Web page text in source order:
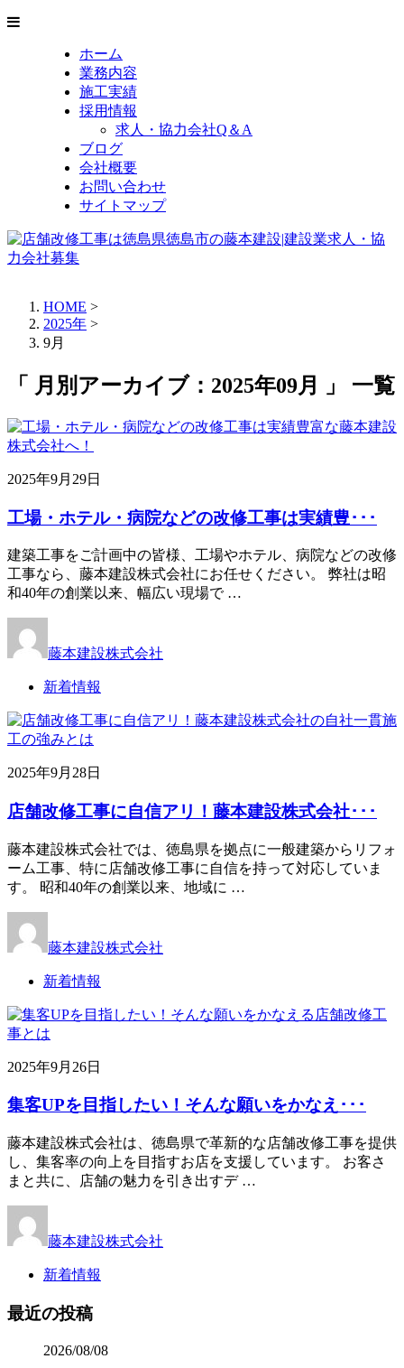
ホーム
業務内容
施工実績
採用情報
求人・協力会社Q＆A
ブログ
会社概要
お問い合わせ
サイトマップ
HOME >
2025年 >
9月
「 月別アーカイブ：2025年09月 」 一覧
2025年9月29日
工場・ホテル・病院などの改修工事は実績豊･･･
建築工事をご計画中の皆様、工場やホテル、病院などの改修
工事なら、藤本建設株式会社にお任せください。 弊社は昭
和40年の創業以来、幅広い現場で …
藤本建設株式会社
新着情報
2025年9月28日
店舗改修工事に自信アリ！藤本建設株式会社･･･
藤本建設株式会社では、徳島県を拠点に一般建築からリフォ
ーム工事、特に店舗改修工事に自信を持って対応していま
す。 昭和40年の創業以来、地域に …
藤本建設株式会社
新着情報
2025年9月26日
集客UPを目指したい！そんな願いをかなえ･･･
藤本建設株式会社は、徳島県で革新的な店舗改修工事を提供
し、集客率の向上を目指すお店を支援しています。 お客さ
まと共に、店舗の魅力を引き出すデ …
藤本建設株式会社
新着情報
最近の投稿
2026/08/08